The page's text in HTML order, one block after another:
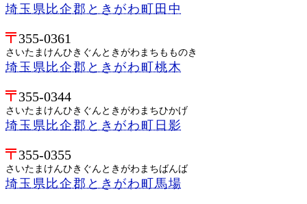
埼玉県比企郡ときがわ町田中
355-0361
さいたまけんひきぐんときがわまちもものき
埼玉県比企郡ときがわ町桃木
355-0344
さいたまけんひきぐんときがわまちひかげ
埼玉県比企郡ときがわ町日影
355-0355
さいたまけんひきぐんときがわまちばんば
埼玉県比企郡ときがわ町馬場